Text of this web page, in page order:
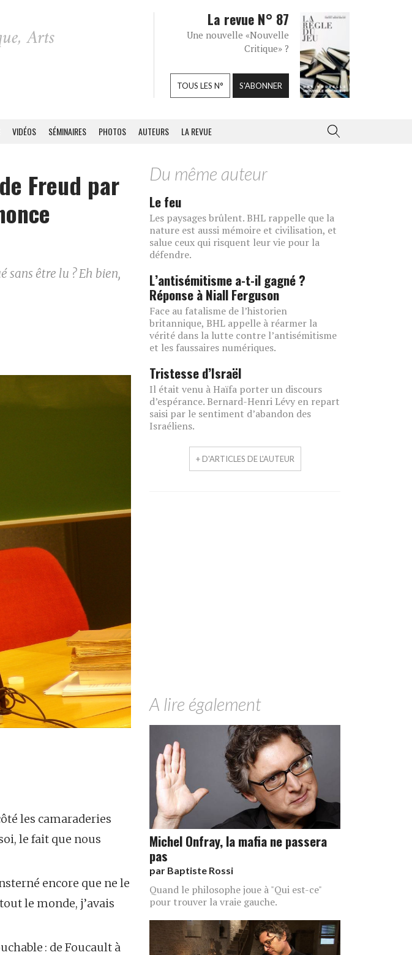
La revue N° 87
Une nouvelle «Nouvelle
Critique» ?
TOUS LES N° S'ABONNER
VIDÉOS SÉMINAIRES PHOTOS AUTEURS LA REVUE
Freud par
sans être lu ? Eh bien,
les camaraderies
le fait que nous
encore que ne le
le monde, j’avais
: de Foucault à
Du même auteur
Le feu
Les paysages brûlent. BHL rappelle que la
nature est aussi mémoire et civilisation, et
salue ceux qui risquent leur vie pour la
défendre.
L’antisémitisme a-t-il gagné ?
Réponse à Niall Ferguson
Face au fatalisme de l’historien
britannique, BHL appelle à réarmer la
vérité dans la lutte contre l’antisémitisme
et les faussaires numériques.
Tristesse d’Israël
Il était venu à Haïfa porter un discours
d’espérance. Bernard-Henri Lévy en repart
saisi par le sentiment d’abandon des
Israéliens.
+ D'ARTICLES DE L'AUTEUR
A lire également
Michel Onfray, la mafia ne passera
pas
par Baptiste Rossi
Quand le philosophe joue à "Qui est-ce"
pour trouver la vraie gauche.